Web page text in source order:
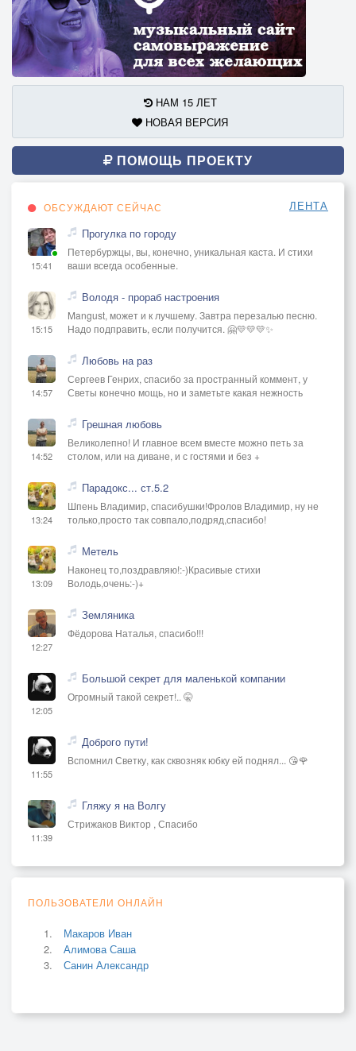
НАМ 15 ЛЕТ
НОВАЯ ВЕРСИЯ
ПОМОЩЬ ПРОЕКТУ
ОБСУЖДАЮТ СЕЙЧАС ЛЕНТА
15:41
Прогулка по городу
Петербуржцы, вы, конечно, уникальная каста. И стихи
ваши всегда особенные.
15:15
Володя - прораб настроения
Mangust, может и к лучшему. Завтра перезалью песню.
Надо подправить, если получится. 🤗💛💛💛✨
14:57
Любовь на раз
Сергеев Генрих, спасибо за пространный коммент, у
Светы конечно мощь, но и заметьте какая нежность
14:52
Грешная любовь
Великолепно! И главное всем вместе можно петь за
столом, или на диване, и с гостями и без +
13:24
Парадокс... ст.5.2
Шпень Владимир, спасибушки!Фролов Владимир, ну не
только,просто так совпало,подряд,спасибо!
13:09
Метель
Наконец то,поздравляю!:-)Красивые стихи
Володь,очень:-)+
12:27
Земляника
Фёдорова Наталья, спасибо!!!
12:05
Большой секрет для маленькой компании
Огромный такой секрет!.. 🤫
11:55
Доброго пути!
Вспомнил Светку, как сквозняк юбку ей поднял... 😘🌹
11:39
Гляжу я на Волгу
Стрижаков Виктор , Спасибо
ПОЛЬЗОВАТЕЛИ ОНЛАЙН
Макаров Иван
Алимова Саша
Санин Александр